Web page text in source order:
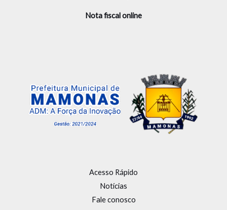
Nota fiscal online
Acesso Rápido
Notícias
Fale conosco